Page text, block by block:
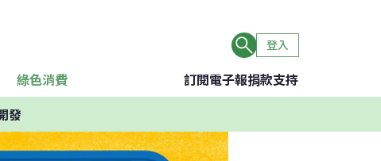
登入
綠色消費 訂閱電子報捐款支持
發